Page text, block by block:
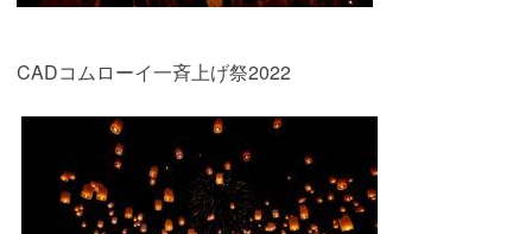
CADコムローイ一斉上げ祭2022